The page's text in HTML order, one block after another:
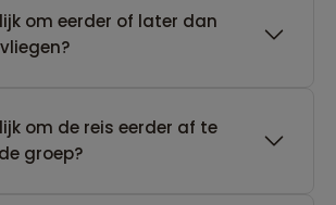
om eerder of later dan
om de reis eerder af te
groep?